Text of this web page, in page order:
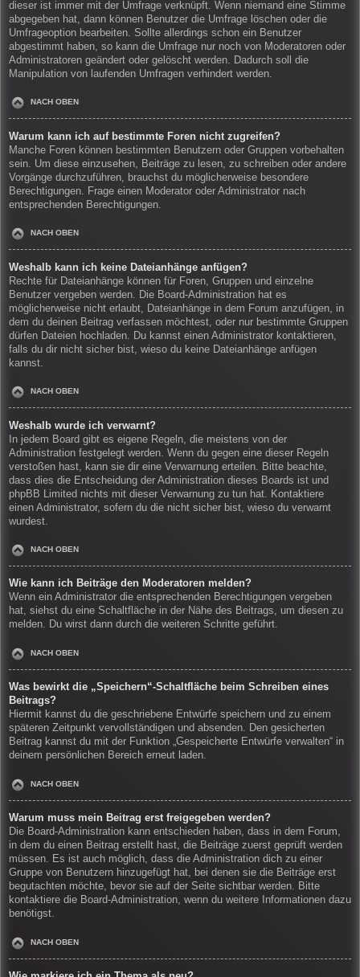
dieser ist immer mit der Umfrage verknüpft. Wenn niemand eine Stimme
abgegeben hat, dann können Benutzer die Umfrage löschen oder die
Umfrageoption bearbeiten. Sollte allerdings schon ein Benutzer
abgestimmt haben, so kann die Umfrage nur noch von Moderatoren oder
Administratoren geändert oder gelöscht werden. Dadurch soll die
Manipulation von laufenden Umfragen verhindert werden.
NACH OBEN
Warum kann ich auf bestimmte Foren nicht zugreifen?
Manche Foren können bestimmten Benutzern oder Gruppen vorbehalten
sein. Um diese einzusehen, Beiträge zu lesen, zu schreiben oder andere
Vorgänge durchzuführen, brauchst du möglicherweise besondere
Berechtigungen. Frage einen Moderator oder Administrator nach
entsprechenden Berechtigungen.
NACH OBEN
Weshalb kann ich keine Dateianhänge anfügen?
Rechte für Dateianhänge können für Foren, Gruppen und einzelne
Benutzer vergeben werden. Die Board-Administration hat es
möglicherweise nicht erlaubt, Dateianhänge in dem Forum anzufügen, in
dem du deinen Beitrag verfassen möchtest, oder nur bestimmte Gruppen
dürfen Dateien hochladen. Du kannst einen Administrator kontaktieren,
falls du dir nicht sicher bist, wieso du keine Dateianhänge anfügen
kannst.
NACH OBEN
Weshalb wurde ich verwarnt?
In jedem Board gibt es eigene Regeln, die meistens von der
Administration festgelegt werden. Wenn du gegen eine dieser Regeln
verstoßen hast, kann sie dir eine Verwarnung erteilen. Bitte beachte,
dass dies die Entscheidung der Administration dieses Boards ist und
phpBB Limited nichts mit dieser Verwarnung zu tun hat. Kontaktiere
einen Administrator, sofern du die nicht sicher bist, wieso du verwarnt
wurdest.
NACH OBEN
Wie kann ich Beiträge den Moderatoren melden?
Wenn ein Administrator die entsprechenden Berechtigungen vergeben
hat, siehst du eine Schaltfläche in der Nähe des Beitrags, um diesen zu
melden. Du wirst dann durch die weiteren Schritte geführt.
NACH OBEN
Was bewirkt die „Speichern“-Schaltfläche beim Schreiben eines
Beitrags?
Hiermit kannst du die geschriebene Entwürfe speichern und zu einem
späteren Zeitpunkt vervollständigen und absenden. Den gesicherten
Beitrag kannst du mit der Funktion „Gespeicherte Entwürfe verwalten“ in
deinem persönlichen Bereich erneut laden.
NACH OBEN
Warum muss mein Beitrag erst freigegeben werden?
Die Board-Administration kann entschieden haben, dass in dem Forum,
in dem du einen Beitrag erstellt hast, die Beiträge zuerst geprüft werden
müssen. Es ist auch möglich, dass die Administration dich zu einer
Gruppe von Benutzern hinzugefügt hat, bei denen sie die Beiträge erst
begutachten möchte, bevor sie auf der Seite sichtbar werden. Bitte
kontaktiere die Board-Administration, wenn du weitere Informationen dazu
benötigst.
NACH OBEN